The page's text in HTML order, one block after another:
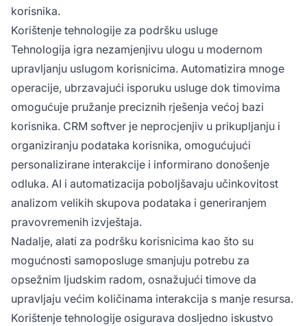
korisnika.
Korištenje tehnologije za podršku usluge
Tehnologija igra nezamjenjivu ulogu u modernom
upravljanju uslugom korisnicima. Automatizira mnoge
operacije, ubrzavajući isporuku usluge dok timovima
omogućuje pružanje preciznih rješenja većoj bazi
korisnika. CRM softver je neprocjenjiv u prikupljanju i
organiziranju podataka korisnika, omogućujući
personalizirane interakcije i informirano donošenje
odluka. AI i automatizacija poboljšavaju učinkovitost
analizom velikih skupova podataka i generiranjem
pravovremenih izvještaja.
Nadalje, alati za podršku korisnicima kao što su
mogućnosti samoposluge smanjuju potrebu za
opsežnim ljudskim radom, osnažujući timove da
upravljaju većim količinama interakcija s manje resursa.
Korištenje tehnologije osigurava dosljedno iskustvo